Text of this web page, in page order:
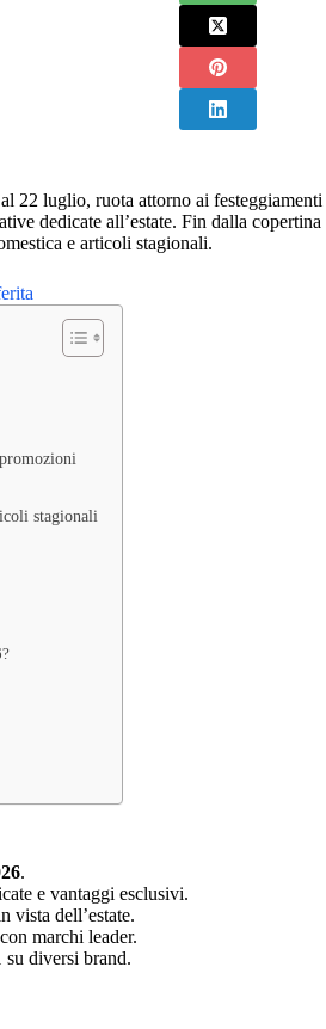
22 luglio, ruota attorno ai
dedicate all’estate. Fin dalla
e articoli stagionali.
stagionali
.
e vantaggi esclusivi.
vista dell’estate.
marchi leader.
diversi brand.